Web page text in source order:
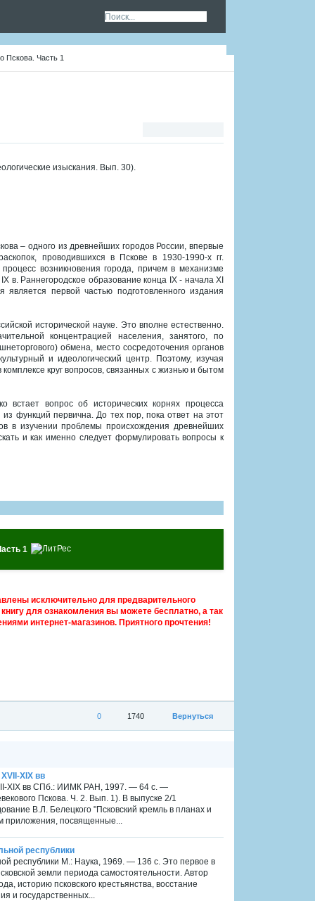
Пскова. Часть 1
изыскания. Вып. 30).
– одного из древнейших городов России, впервые
проводившихся в Пскове в 1930-1990-х гг.
возникновения города, причем в механизме
в. Раннегородское образование конца IX - начала XI
первой частью подготовленного издания
исторической науке. Это вполне естественно.
концентрацией населения, занятого, по
обмена, место сосредоточения органов
и идеологический центр. Поэтому, изучая
круг вопросов, связанных с жизнью и бытом
встает вопрос об исторических корнях процесса
функций первична. До тех пор, пока ответ на этот
в изучении проблемы происхождения древнейших
и как именно следует формулировать вопросы к
1
исключительно для предварительного
для ознакомления вы можете бесплатно, а так
интернет-магазинов. Приятного прочтения!
Вернуться
1740
0
XIX вв
XIX вв СПб.: ИИМК РАН, 1997. — 64 с. —
Пскова. Ч. 2. Вып. 1). В выпуске 2/1
В.Л. Белецкого "Псковский кремль в планах и
приложения, посвященные...
республики
республики М.: Наука, 1969. — 136 с. Это первое в
земли периода самостоятельности. Автор
историю псковского крестьянства, восстание
и государственных...